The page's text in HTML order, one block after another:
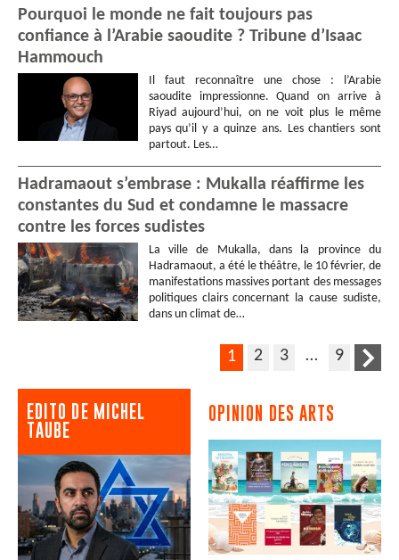
Pourquoi le monde ne fait toujours pas
confiance à l’Arabie saoudite ? Tribune d’Isaac
Hammouch
Il faut reconnaître une chose : l’Arabie
saoudite impressionne. Quand on arrive à
Riyad aujourd’hui, on ne voit plus le même
pays qu’il y a quinze ans. Les chantiers sont
partout. Les…
Hadramaout s’embrase : Mukalla réaffirme les
constantes du Sud et condamne le massacre
contre les forces sudistes
La ville de Mukalla, dans la province du
Hadramaout, a été le théâtre, le 10 février, de
manifestations massives portant des messages
politiques clairs concernant la cause sudiste,
dans un climat de…
1 2 3 … 9
EDITO DE MICHEL
TAUBE
OPINION DES ARTS